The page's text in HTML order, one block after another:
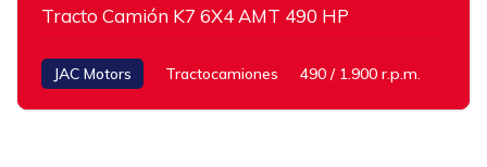
Tracto Camión K7 6X4 AMT 490 HP
JAC Motors Tractocamiones 490 / 1.900 r.p.m.